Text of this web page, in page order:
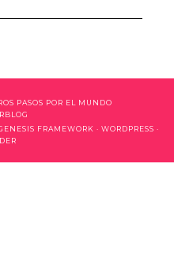
PASOS POR EL MUNDO
FRAMEWORK · WORDPRESS ·